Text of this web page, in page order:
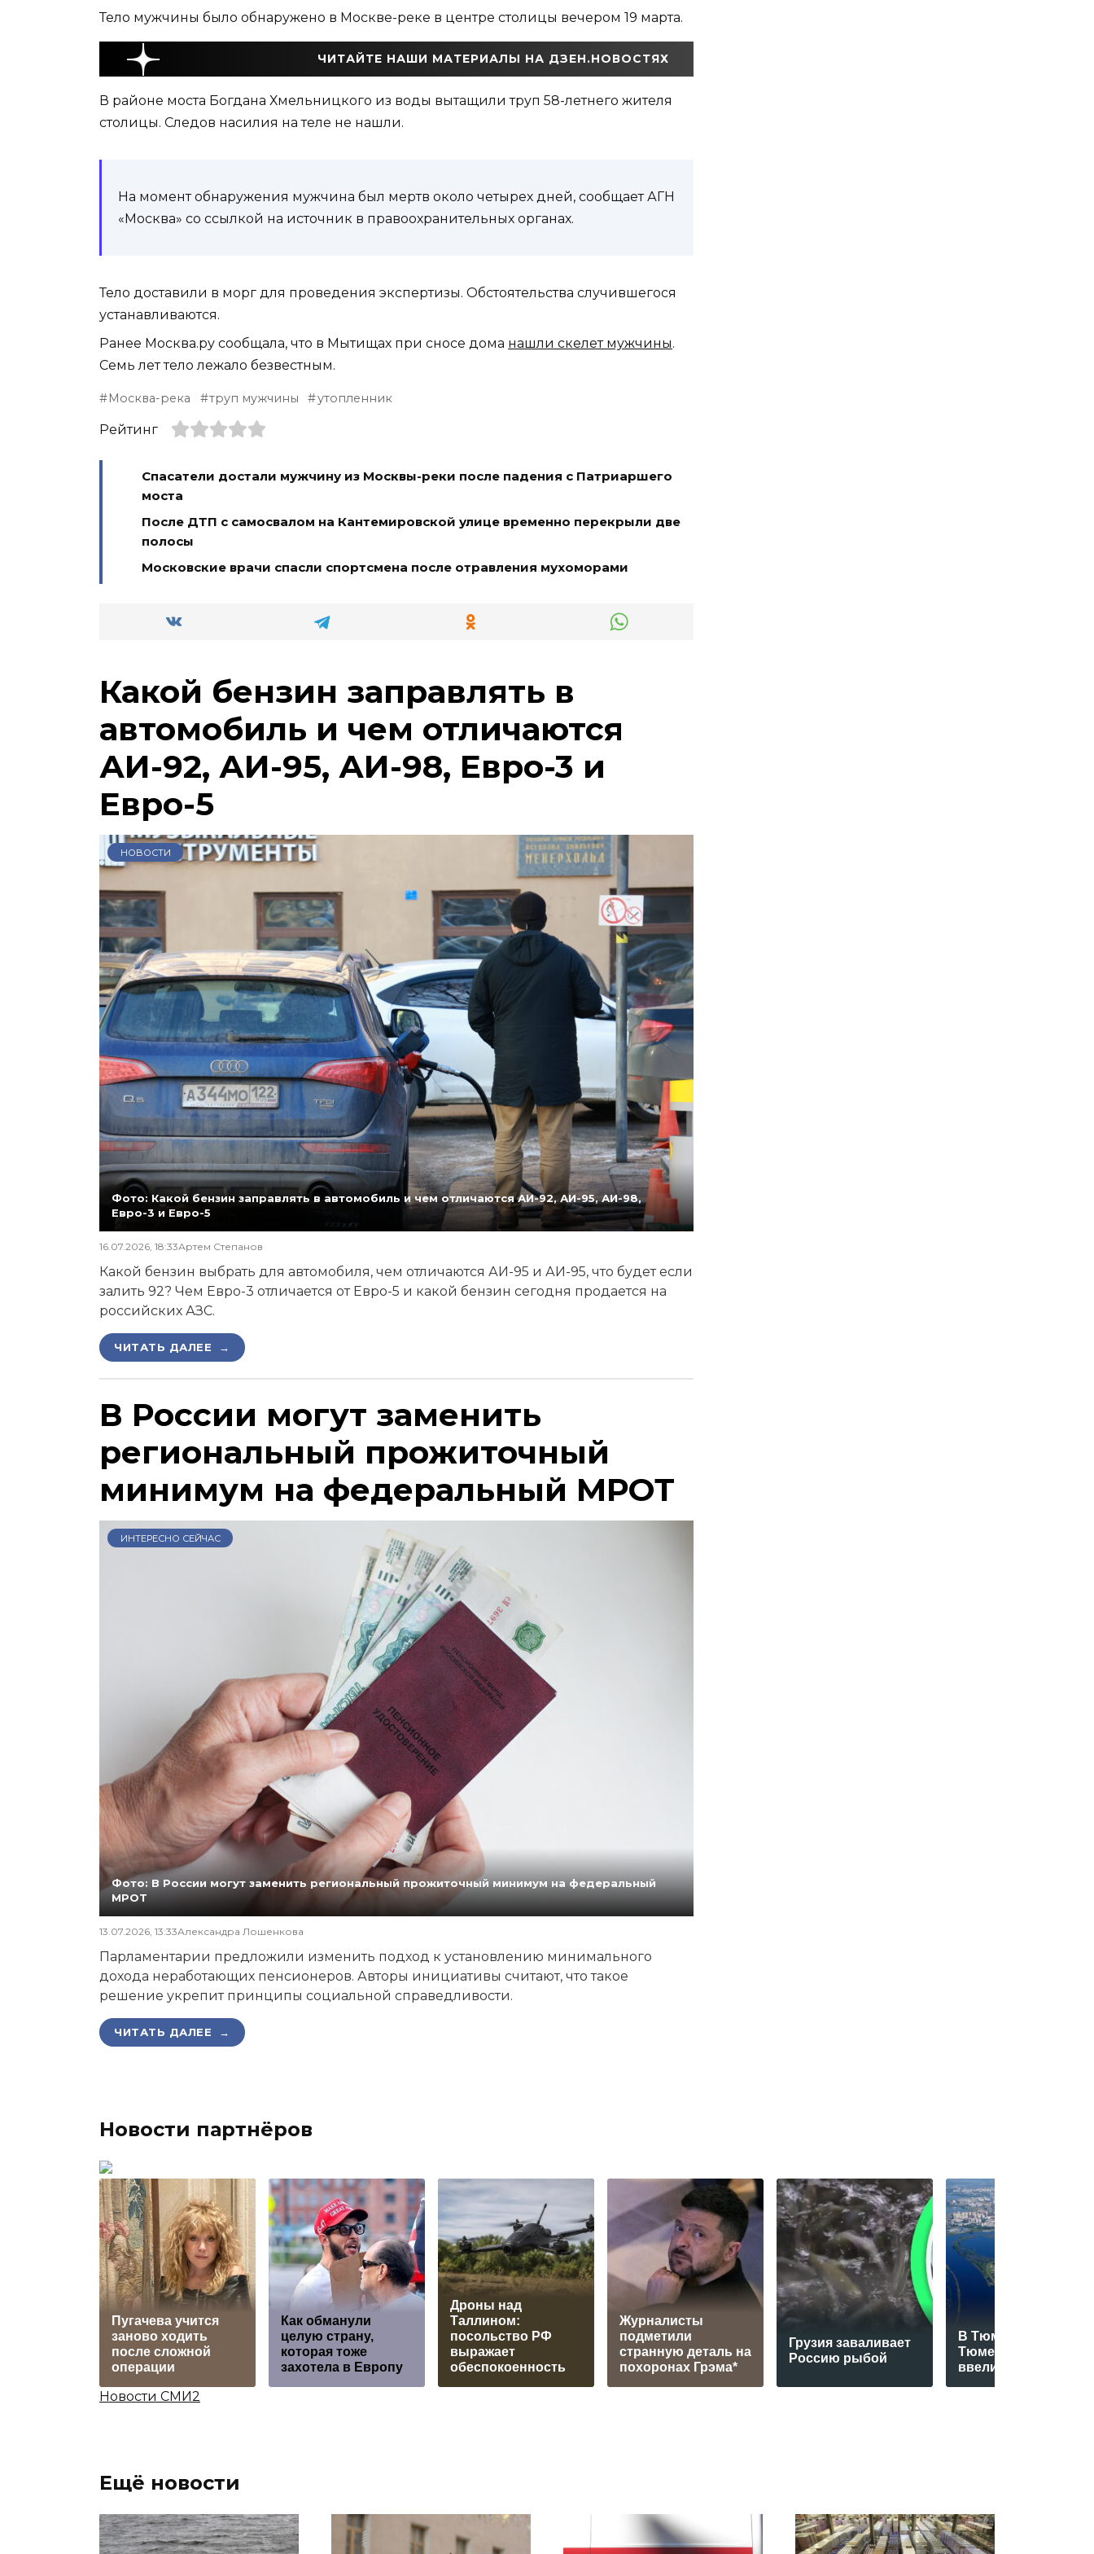
Тело мужчины было обнаружено в Москве-реке в центре столицы вечером 19 марта.
ЧИТАЙТЕ НАШИ МАТЕРИАЛЫ НА ДЗЕН.НОВОСТЯХ
В районе моста Богдана Хмельницкого из воды вытащили труп 58-летнего жителя
столицы. Следов насилия на теле не нашли.
На момент обнаружения мужчина был мертв около четырех дней, сообщает АГН
«Москва» со ссылкой на источник в правоохранительных органах.
Тело доставили в морг для проведения экспертизы. Обстоятельства случившегося
устанавливаются.
Ранее Москва.ру сообщала, что в Мытищах при сносе дома нашли скелет мужчины.
Семь лет тело лежало безвестным.
Москва-река труп мужчины утопленник
Рейтинг
Спасатели достали мужчину из Москвы-реки после падения с Патриаршего
моста
После ДТП с самосвалом на Кантемировской улице временно перекрыли две
полосы
Московские врачи спасли спортсмена после отравления мухоморами
Какой бензин заправлять в
автомобиль и чем отличаются
АИ-92, АИ-95, АИ-98, Евро-3 и
Евро-5
НОВОСТИ
Фото: Какой бензин заправлять в автомобиль и чем отличаются АИ-92, АИ-95, АИ-98,
Евро-3 и Евро-5
16.07.2026, 18:33Артем Степанов
Какой бензин выбрать для автомобиля, чем отличаются АИ-95 и АИ-95, что будет если
залить 92? Чем Евро-3 отличается от Евро-5 и какой бензин сегодня продается на
российских АЗС.
ЧИТАТЬ ДАЛЕЕ →
В России могут заменить
региональный прожиточный
минимум на федеральный МРОТ
ИНТЕРЕСНО СЕЙЧАС
Фото: В России могут заменить региональный прожиточный минимум на федеральный
МРОТ
13.07.2026, 13:33Александра Лошенкова
Парламентарии предложили изменить подход к установлению минимального
дохода неработающих пенсионеров. Авторы инициативы считают, что такое
решение укрепит принципы социальной справедливости.
ЧИТАТЬ ДАЛЕЕ →
Новости партнёров
Пугачева учится
заново ходить
после сложной
операции
Как обманули
целую страну,
которая тоже
захотела в Европу
Дроны над
Таллином:
посольство РФ
выражает
обеспокоенность
Журналисты
подметили
странную деталь на
похоронах Грэма*
Грузия заваливает
Россию рыбой
В Тюмени и
Тюменском округе
ввели режим ЧС
Новости СМИ2
Ещё новости